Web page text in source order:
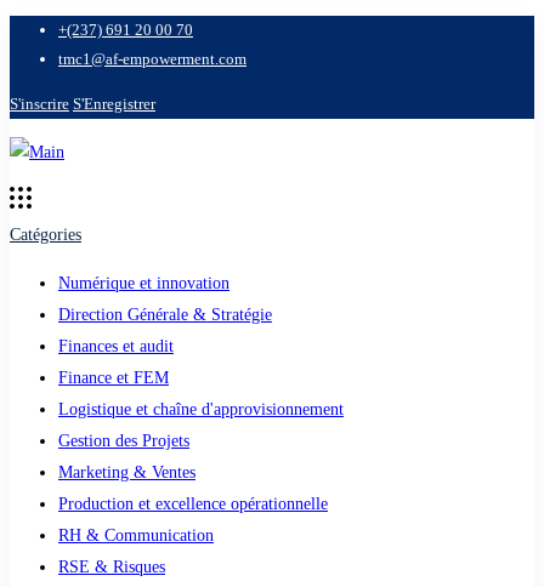
+(237) 691 20 00 70
tmc1@af-empowerment.com
S'inscrire S'Enregistrer
Catégories
Numérique et innovation
Direction Générale & Stratégie
Finances et audit
Finance et FEM
Logistique et chaîne d'approvisionnement
Gestion des Projets
Marketing & Ventes
Production et excellence opérationnelle
RH & Communication
RSE & Risques